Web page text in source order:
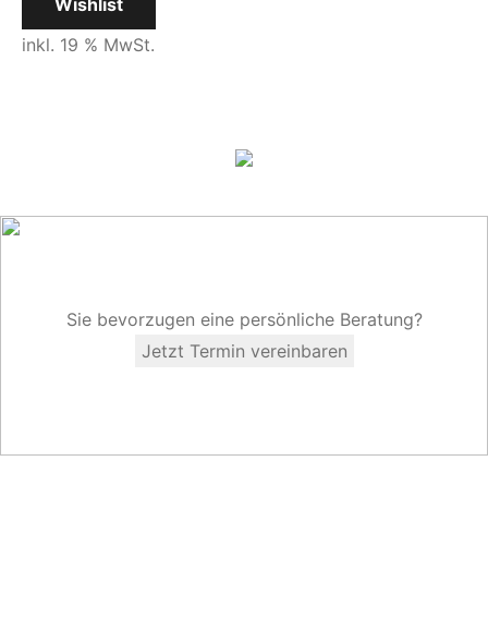
inkl. 19 % MwSt.
Sie bevorzugen eine persönliche Beratung?
Jetzt Termin vereinbaren